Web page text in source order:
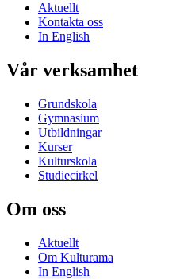
Aktuellt
Kontakta oss
In English
Vår verksamhet
Grundskola
Gymnasium
Utbildningar
Kurser
Kulturskola
Studiecirkel
Om oss
Aktuellt
Om Kulturama
In English